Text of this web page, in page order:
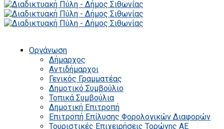
Οργάνωση
Δήμαρχος
Αντιδήμαρχοι
Γενικός Γραμματέας
Δημοτικό Συμβούλιο
Τοπικά Συμβούλια
Δημοτική Επιτροπή
Επιτροπή Επίλυσης Φορολογικών Διαφορών
Τουριστικές Επιχειρήσεις Τορώνης ΑΕ